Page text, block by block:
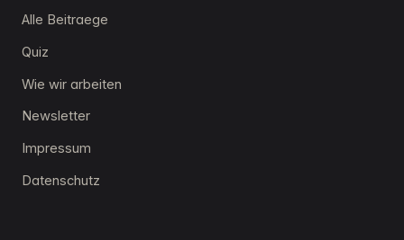
Alle Beitraege
Quiz
Wie wir arbeiten
Newsletter
Impressum
Datenschutz